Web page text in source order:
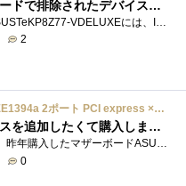
最近のマザーボードで排除されたデバイスです
2
エアリア GT-V IEEE1394a 2ポート PCI express ×1 VIAチップ搭載 SD-PEFWV2
レガシィデバイスを追加したくて購入しました
PS/2やATAPI同様、昨年購入したマザーボードASUSP9X79DELUXEにはIEEE1394インターフェイスが有りません。AV機器でもiLinkの付いた機器は姿を消して久しい�...
0